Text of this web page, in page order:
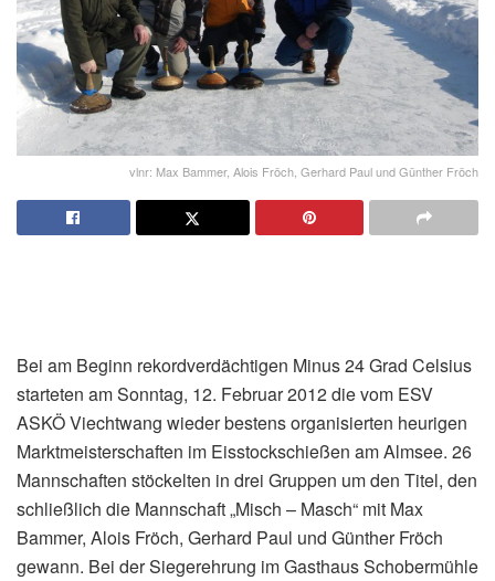
vlnr: Max Bammer, Alois Fröch, Gerhard Paul und Günther Fröch
Bei am Beginn rekordverdächtigen Minus 24 Grad Celsius
starteten am Sonntag, 12. Februar 2012 die vom ESV
ASKÖ Viechtwang wieder bestens organisierten heurigen
Marktmeisterschaften im Eisstockschießen am Almsee. 26
Mannschaften stöckelten in drei Gruppen um den Titel, den
schließlich die Mannschaft „Misch – Masch“ mit Max
Bammer, Alois Fröch, Gerhard Paul und Günther Fröch
gewann. Bei der Siegerehrung im Gasthaus Schobermühle